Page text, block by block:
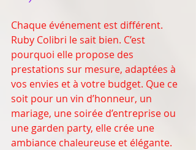
Chaque événement est différent.
Ruby Colibri le sait bien. C’est
pourquoi elle propose des
prestations sur mesure, adaptées à
vos envies et à votre budget. Que ce
soit pour un vin d’honneur, un
mariage, une soirée d’entreprise ou
une garden party, elle crée une
ambiance chaleureuse et élégante.